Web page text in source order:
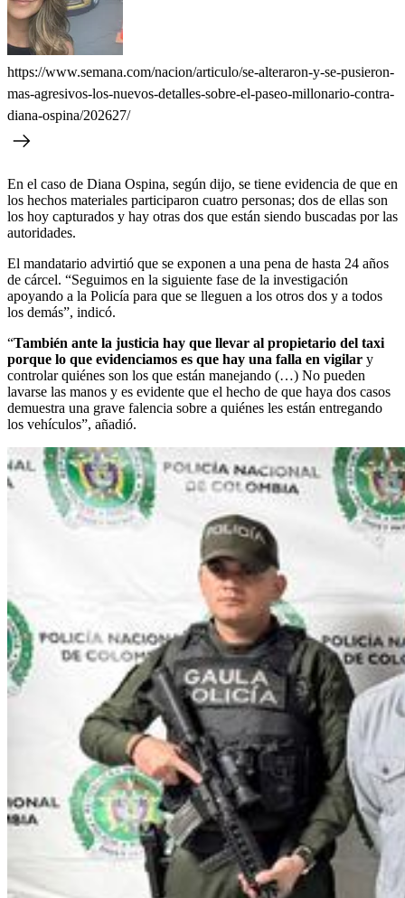
https://www.semana.com/nacion/articulo/se-alteraron-y-se-pusieron-
mas-agresivos-los-nuevos-detalles-sobre-el-paseo-millonario-contra-
diana-ospina/202627/
En el caso de Diana Ospina, según dijo, se tiene evidencia de que en
los hechos materiales participaron cuatro personas; dos de ellas son
los hoy capturados y hay otras dos que están siendo buscadas por las
autoridades.
El mandatario advirtió que se exponen a una pena de hasta 24 años
de cárcel. “Seguimos en la siguiente fase de la investigación
apoyando a la Policía para que se lleguen a los otros dos y a todos
los demás”, indicó.
“También ante la justicia hay que llevar al propietario del taxi
porque lo que evidenciamos es que hay una falla en vigilar y
controlar quiénes son los que están manejando (…) No pueden
lavarse las manos y es evidente que el hecho de que haya dos casos
demuestra una grave falencia sobre a quiénes les están entregando
los vehículos”, añadió.